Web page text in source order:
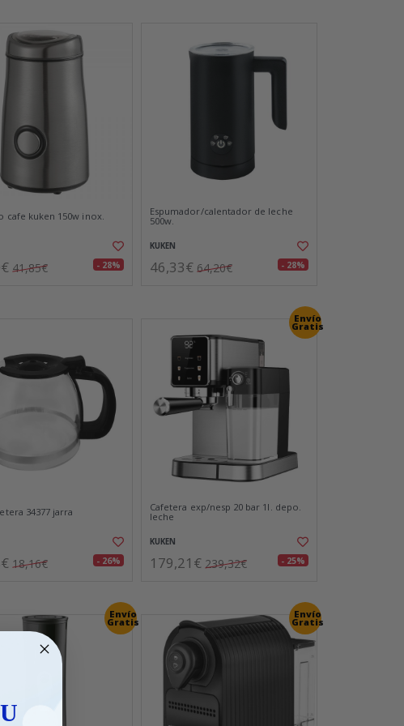
cafe kuken 150w inox.
41,85€ - 28%
Espumador/calentador de leche
500w.
KUKEN
46,33€ 64,20€ - 28%
34377 jarra
18,16€ - 26%
Envío
Gratis
Cafetera exp/nesp 20 bar 1l. depo.
leche
KUKEN
179,21€ 239,32€ - 25%
Envío
Gratis
Envío
Gratis